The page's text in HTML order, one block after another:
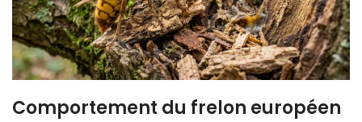
Comportement du frelon européen